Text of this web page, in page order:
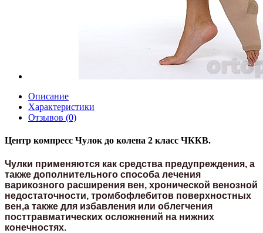
Описание
Характеристики
Отзывов (0)
Центр компресс Чулок до колена 2 класс ЧККВ.
Чулки применяются как средства предупреждения, а
также дополнительного способа лечения
варикозного расширения вен, хронической венозной
недостаточности, тромбофлебитов поверхностных
вен,а также для избавления или облегчения
посттравматических осложнений на нижних
конечностях.